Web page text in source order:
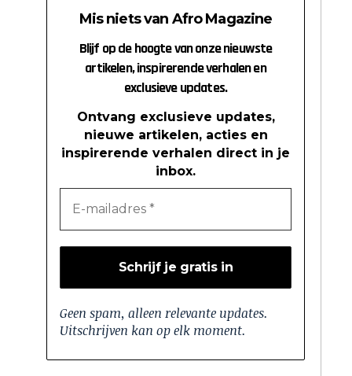
Mis niets van Afro Magazine
Blijf op de hoogte van onze nieuwste
artikelen, inspirerende verhalen en
exclusieve updates.
Ontvang exclusieve updates,
nieuwe artikelen, acties en
inspirerende verhalen direct in je
inbox.
Geen spam, alleen relevante updates.
Uitschrijven kan op elk moment.